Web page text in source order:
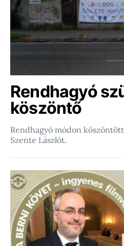
Rendhagyó
köszöntő
Rendhagyó módon
Szente Lászlót.